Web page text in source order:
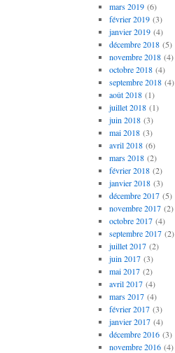
mars 2019(6)
février 2019(3)
janvier 2019(4)
décembre 2018(5)
novembre 2018(4)
octobre 2018(4)
septembre 2018(4)
août 2018(1)
juillet 2018(1)
juin 2018(3)
mai 2018(3)
avril 2018(6)
mars 2018(2)
février 2018(2)
janvier 2018(3)
décembre 2017(5)
novembre 2017(2)
octobre 2017(4)
septembre 2017(2)
juillet 2017(2)
juin 2017(3)
mai 2017(2)
avril 2017(4)
mars 2017(4)
février 2017(3)
janvier 2017(4)
décembre 2016(3)
novembre 2016(4)